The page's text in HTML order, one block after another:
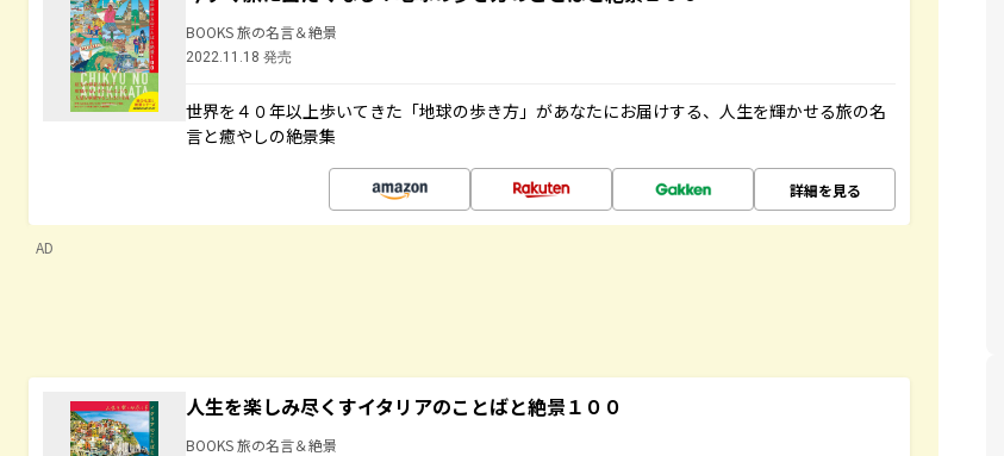
BOOKS 旅の名言＆絶景
2022.11.18 発売
世界を４０年以上歩いてきた「地球の歩き方」があなたにお届けする、人生を輝かせる旅の名
言と癒やしの絶景集
詳細を見る
AD
人生を楽しみ尽くすイタリアのことばと絶景１００
BOOKS 旅の名言＆絶景